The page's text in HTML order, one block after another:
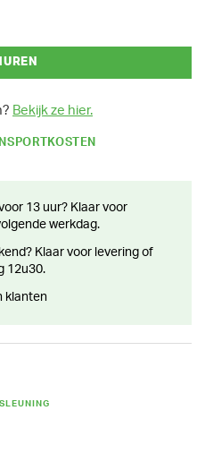
Bekijk ze hier.
werkdag.
12u30.
klanten